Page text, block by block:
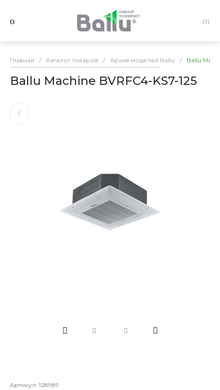
Главная / Каталог товаров / Архив моделей Ballu / Ballu
Ballu Machine BVRFC4-KS7-125
Артикул: 128989